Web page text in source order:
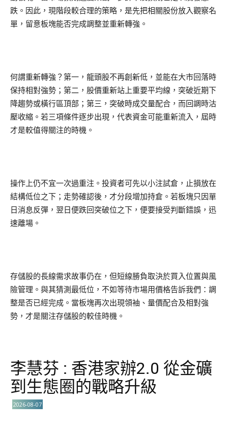
跌。因此，現階段較合理的策略，是先把相關股份放入觀察名
單，留意板塊能否完成調整並重新轉強。
何謂重新轉強？第一，龍頭股不再創新低，並能在大市回落時
保持相對強勢；第二，股價重新站上重要平均線，突破近期下
降趨勢或橫行區頂部；第三，突破時成交量配合，而回調時沽
壓收縮。若三項條件逐步出現，代表資金可能重新流入，屆時
才是較值得關注的時機。
操作上仍不宜一次過重注。投資者可先以小注試倉，止損放在
結構低位之下；走勢確認後，才分段增加持倉。若板塊只因單
日消息反彈，翌日便跌回突破位之下，便要接受判斷錯誤，迅
速離場。
存儲股的長線需求故事仍在，但短線勝負取決於買入位置與風
險管理。與其猜測最低位，不如等待市場用價格告訴我們：調
整是否已經完成。當板塊再次出現領袖、量價配合及相對強
勢，才是關注存儲股的較佳時機。
李慧芬 : 香港家辦2.0 從金礦
到生態圈的戰略升級
2026-08-07